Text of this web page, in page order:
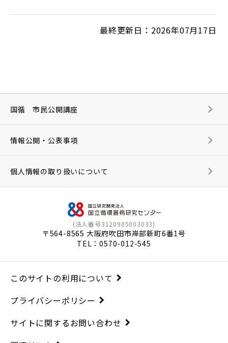
最終更新日：2026年07月17日
(法人番号3120905003033)
〒564-8565 大阪府吹田市岸部新町6番1号
TEL：0570-012-545
国循 市民公開講座
情報公開・公表事項
個人情報の取り扱いについて
このサイトの利用について
プライバシーポリシー
サイトに関するお問い合わせ